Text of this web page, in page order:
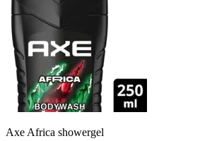
Axe Africa showergel